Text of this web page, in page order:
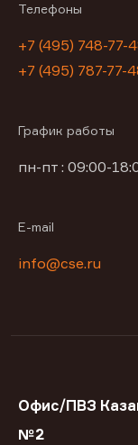
Телефоны
+7 (495) 748-77-
+7 (495) 787-77-
График работы
пн-пт : 09:00-
E-mail
info@cse.ru
Офис/ПВЗ
№2